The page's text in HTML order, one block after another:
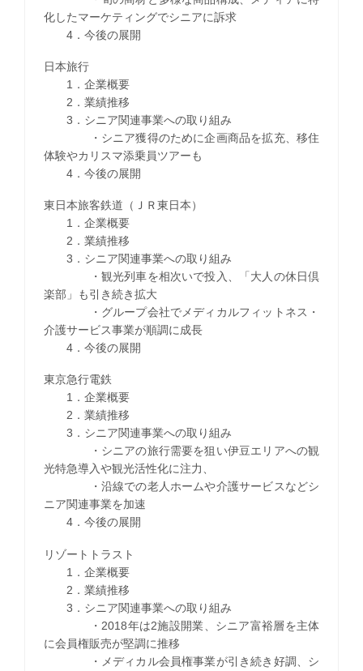
化したマーケティングでシニアに訴求
4．今後の展開
日本旅行
1．企業概要
2．業績推移
3．シニア関連事業への取り組み
・シニア獲得のために企画商品を拡充、移住
体験やカリスマ添乗員ツアーも
4．今後の展開
東日本旅客鉄道（ＪＲ東日本）
1．企業概要
2．業績推移
3．シニア関連事業への取り組み
・観光列車を相次いで投入、「大人の休日倶
楽部」も引き続き拡大
・グループ会社でメディカルフィットネス・
介護サービス事業が順調に成長
4．今後の展開
東京急行電鉄
1．企業概要
2．業績推移
3．シニア関連事業への取り組み
・シニアの旅行需要を狙い伊豆エリアへの観
光特急導入や観光活性化に注力、
・沿線での老人ホームや介護サービスなどシ
ニア関連事業を加速
4．今後の展開
リゾートトラスト
1．企業概要
2．業績推移
3．シニア関連事業への取り組み
・2018年は2施設開業、シニア富裕層を主体
に会員権販売が堅調に推移
・メディカル会員権事業が引き続き好調、シ